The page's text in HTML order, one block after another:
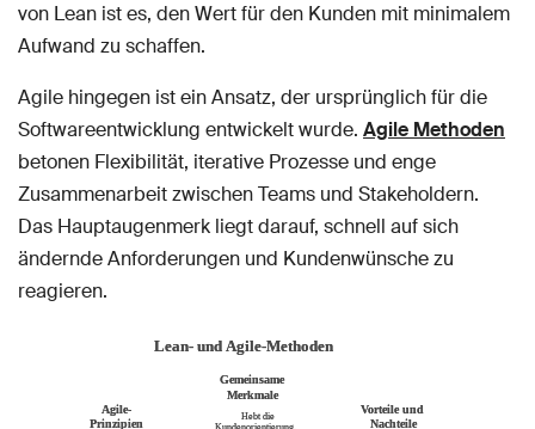
von Lean ist es, den Wert für den Kunden mit minimalem
Aufwand zu schaffen.
Agile hingegen ist ein Ansatz, der ursprünglich für die
Softwareentwicklung entwickelt wurde. Agile Methoden
betonen Flexibilität, iterative Prozesse und enge
Zusammenarbeit zwischen Teams und Stakeholdern.
Das Hauptaugenmerk liegt darauf, schnell auf sich
ändernde Anforderungen und Kundenwünsche zu
reagieren.